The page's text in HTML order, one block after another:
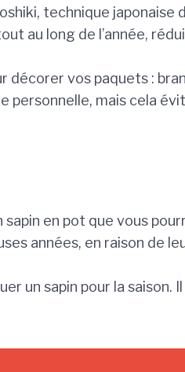
technique japonaise
au long de l’année,
vos paquets :
personnelle, mais cela
sapin en pot que vous
années, en raison de
un sapin pour la saison.